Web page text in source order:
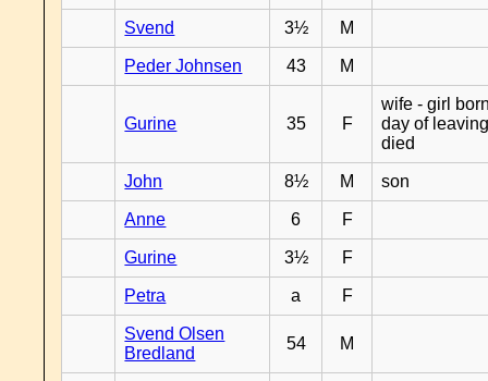
Svend 3½ M
Peder Johnsen 43 M
Gurine 35 F
wife - girl
day of
died
John 8½ M son
Anne 6 F
Gurine 3½ F
Petra a F
Svend Olsen
Bredland
54 M